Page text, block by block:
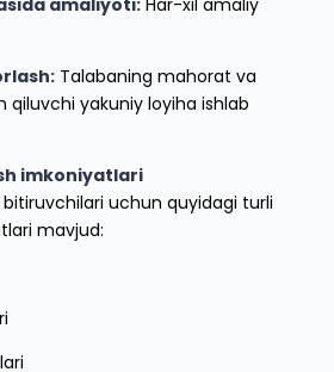
amaliyoti: Har-xil amaliy
Talabaning mahorat va
qiluvchi yakuniy loyiha ishlab
imkoniyatlari
bitiruvchilari uchun quyidagi turli
mavjud: